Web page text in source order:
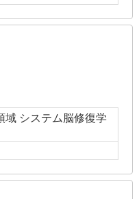
域 システム脳修復学